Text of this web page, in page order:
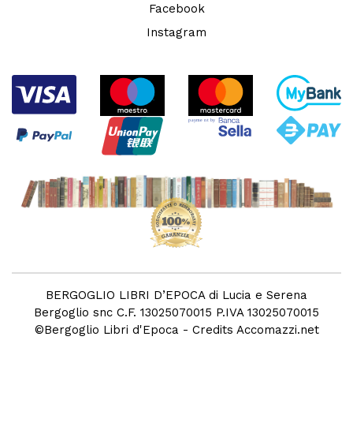
Facebook
Instagram
BERGOGLIO LIBRI D’EPOCA di Lucia e Serena
Bergoglio snc C.F. 13025070015 P.IVA 13025070015
©Bergoglio Libri d'Epoca - Credits Accomazzi.net